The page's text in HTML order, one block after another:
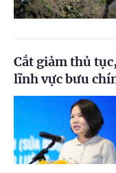
Cắt giảm thủ
lĩnh vực bưu